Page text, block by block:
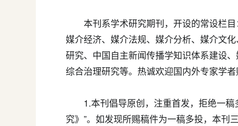
本刊系学术研究期刊，开设的常设栏目
媒介经济、媒介法规、媒介分析、媒介文
研究、中国自主新闻传播学知识体系建设
综合治理研究等。热诚欢迎国内外专家学
1.本刊倡导原创，注重首发，拒绝一稿
究》”。如发现所赐稿件为一稿多投，本刊